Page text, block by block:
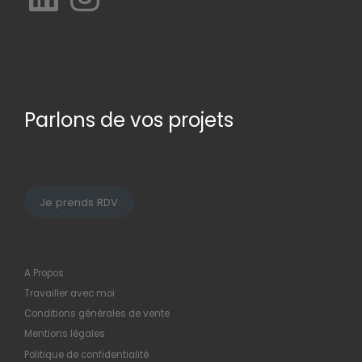
Parlons de vos projets
Je prends RDV
A Propos
Travailler avec moi
Conditions générales de vente
Mentions légales
Politique de confidentialité